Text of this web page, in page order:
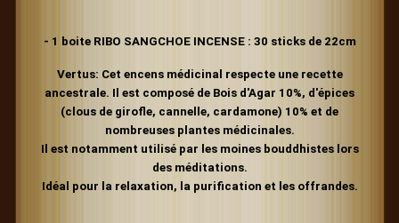
- 1 boite RIBO SANGCHOE INCENSE : 30 sticks de 22cm
Vertus: Cet encens médicinal respecte une recette
ancestrale. Il est composé de Bois d'Agar 10%, d'épices
(clous de girofle, cannelle, cardamone) 10% et de
nombreuses plantes médicinales.
Il est notamment utilisé par les moines bouddhistes lors
des méditations.
Idéal pour la relaxation, la purification et les offrandes.